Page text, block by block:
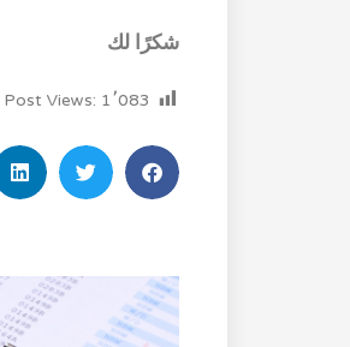
شكرًا لك
Post Views:1٬083